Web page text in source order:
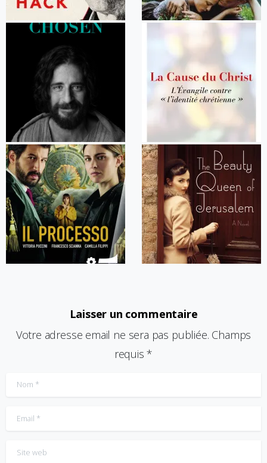
Laisser un commentaire
Votre adresse email ne sera pas publiée. Champs
requis *
Nom*
Email*
Site web